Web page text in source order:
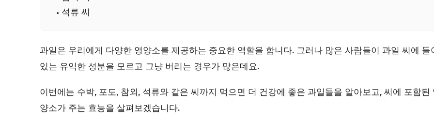
석류 씨
과일은 우리에게 다양한 영양소를 제공하는 중요한 역할을 합니다. 그러나 많은 사람들이 과일 씨에 들
있는 유익한 성분을 모르고 그냥 버리는 경우가 많은데요.
이번에는 수박, 포도, 참외, 석류와 같은 씨까지 먹으면 더 건강에 좋은 과일들을 알아보고, 씨에 포함된
양소가 주는 효능을 살펴보겠습니다.